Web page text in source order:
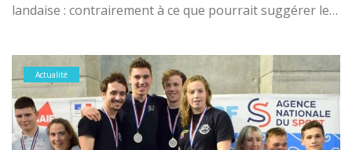
landaise : contrairement à ce que pourrait suggérer le…
Actualité